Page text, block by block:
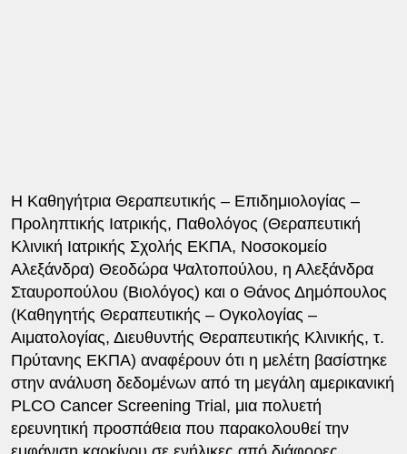
Η Καθηγήτρια Θεραπευτικής – Επιδημιολογίας –
Προληπτικής Ιατρικής, Παθολόγος (Θεραπευτική
Κλινική Ιατρικής Σχολής ΕΚΠΑ, Νοσοκομείο
Αλεξάνδρα) Θεοδώρα Ψαλτοπούλου, η Αλεξάνδρα
Σταυροπούλου (Βιολόγος) και ο Θάνος Δημόπουλος
(Καθηγητής Θεραπευτικής – Ογκολογίας –
Αιματολογίας, Διευθυντής Θεραπευτικής Κλινικής, τ.
Πρύτανης ΕΚΠΑ) αναφέρουν ότι η μελέτη βασίστηκε
στην ανάλυση δεδομένων από τη μεγάλη αμερικανική
PLCO Cancer Screening Trial, μια πολυετή
ερευνητική προσπάθεια που παρακολουθεί την